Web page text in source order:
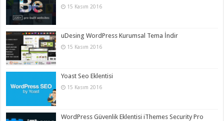
15 Kasım 2016
uDesing WordPress Kurumsal Tema İndir
15 Kasım 2016
Yoast Seo Eklentisi
15 Kasım 2016
WordPress Güvenlik Eklentisi iThemes Security Pro